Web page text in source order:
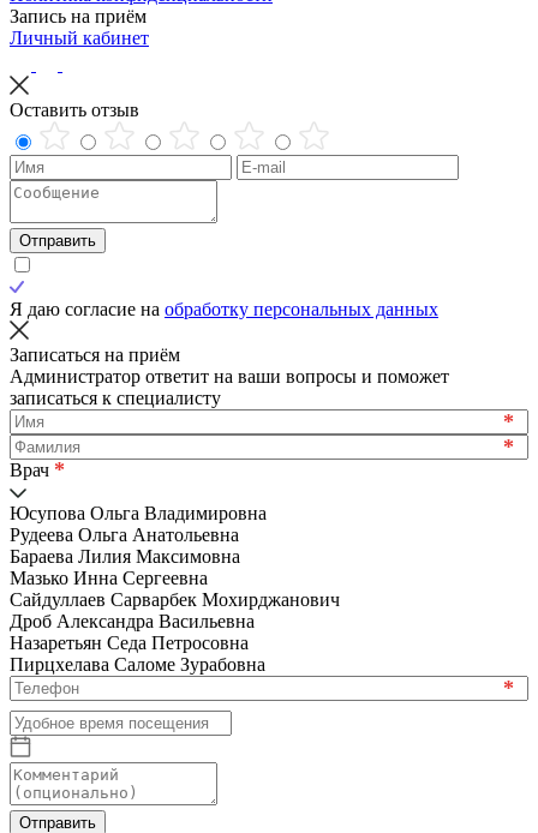
Запись на приём
Личный кабинет
Оставить отзыв
Отправить
Я даю согласие на обработку персональных данных
Записаться на приём
Администратор ответит на ваши вопросы и поможет
записаться к специалисту
*
*
Врач *
Юсупова Ольга Владимировна
Рудеева Ольга Анатольевна
Бараева Лилия Максимовна
Мазько Инна Сергеевна
Сайдуллаев Сарварбек Мохирджанович
Дроб Александра Васильевна
Назаретьян Седа Петросовна
Пирцхелава Саломе Зурабовна
*
Отправить